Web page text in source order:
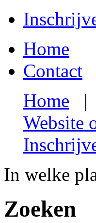
Home
Contact
Home |
Website
In welke
Zoeken